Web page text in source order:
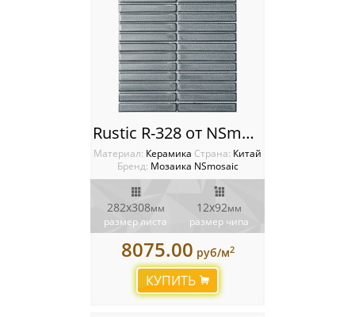
Rustic R-328 от NSmosaic
Материал: Керамика Cтрана: Китай
Бренд: Мозаика NSmosaic
282х308мм
размер листа
12х92мм
размер чипа
8075.00 руб/м2
КУПИТЬ